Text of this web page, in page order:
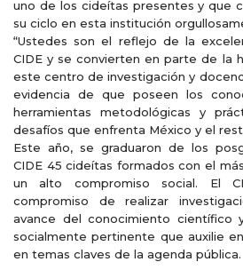
uno de los cideítas presentes y que
su ciclo en esta institución
“Ustedes son el reflejo de la
CIDE y se convierten en parte de la
este centro de investigación y
evidencia de que poseen los
herramientas metodológicas y
desafíos que enfrenta México y el
Este año, se graduaron de los
CIDE 45 cideítas formados con el
un alto compromiso social. El
compromiso de realizar
avance del conocimiento científico
socialmente pertinente que auxilie
en temas claves de la agenda pública.